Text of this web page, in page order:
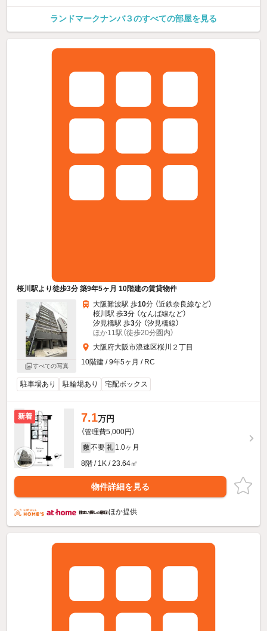
ランドマークナンバ３のすべての部屋を見る
桜川駅より徒歩3分 築9年5ヶ月 10階建の賃貸物件
すべての写真
大阪難波駅 歩10分 （近鉄奈良線など）
桜川駅 歩3分 （なんば線など）
汐見橋駅 歩3分 （汐見橋線）
ほか11駅（徒歩20分圏内）
大阪府大阪市浪速区桜川２丁目
10階建 / 9年5ヶ月 / RC
駐車場あり 駐輪場あり 宅配ボックス
新着 7.1万円
（管理費5,000円）
敷 不要 礼 1.0ヶ月
8階 / 1K / 23.64㎡
物件詳細を見る
ほか提供